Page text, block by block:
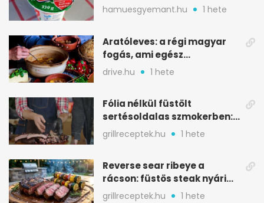
ilyen tégelybe
hamuesgyemant.hu 1 hete
Aratóleves: a régi magyar
fogás, ami egész
csapatokat jóllakatott
drive.hu 1 hete
Fólia nélkül füstölt
sertésoldalas szmokerben:
ropogós bark, 6 óra
grillreceptek.hu 1 hete
Reverse sear ribeye a
rácson: füstös steak nyári
tökkebabbal
grillreceptek.hu 1 hete